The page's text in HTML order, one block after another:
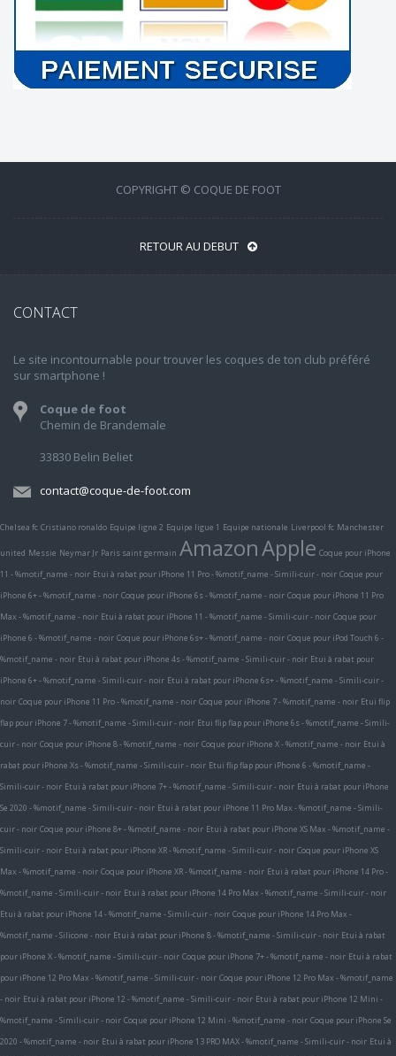
COPYRIGHT © COQUE DE FOOT
RETOUR AU DEBUT
CONTACT
Le site incontournable pour trouver les coques de ton club préféré
sur smartphone !
Coque de foot
Chemin de Brandemale
33830 Belin Beliet
contact@coque-de-foot.com
Chelsea fc Cristiano ronaldo Equipe ligne 2 Equipe ligue 1 Equipe nationale Liverpool fc Manchester
united Messie Neymar Jr Paris saint germain AmazonApple Coque pour iPhone
11 - %motif_name - noir Etui à rabat pour iPhone 11 Pro - %motif_name - Simili-cuir - noir Coque pour
iPhone 6+ - %motif_name - noir Coque pour iPhone 6s - %motif_name - noir Coque pour iPhone 11 Pro
Max - %motif_name - noir Etui à rabat pour iPhone 11 - %motif_name - Simili-cuir - noir Coque pour
iPhone 6 - %motif_name - noir Coque pour iPhone 6s+ - %motif_name - noir Coque pour iPod Touch 6 -
%motif_name - noir Etui à rabat pour iPhone 4s - %motif_name - Simili-cuir - noir Etui à rabat pour
iPhone 6+ - %motif_name - Simili-cuir - noir Etui à rabat pour iPhone 6s+ - %motif_name - Simili-cuir -
noir Coque pour iPhone 11 Pro - %motif_name - noir Coque pour iPhone 7 - %motif_name - noir Etui flip
flap pour iPhone 7 - %motif_name - Simili-cuir - noir Etui flip flap pour iPhone 6s - %motif_name - Simili-
cuir - noir Coque pour iPhone 8 - %motif_name - noir Coque pour iPhone X - %motif_name - noir Etui à
rabat pour iPhone Xs - %motif_name - Simili-cuir - noir Etui flip flap pour iPhone 6 - %motif_name -
Simili-cuir - noir Etui à rabat pour iPhone 7+ - %motif_name - Simili-cuir - noir Etui à rabat pour iPhone
Se 2020 - %motif_name - Simili-cuir - noir Etui à rabat pour iPhone 11 Pro Max - %motif_name - Simili-
cuir - noir Coque pour iPhone 8+ - %motif_name - noir Etui à rabat pour iPhone XS Max - %motif_name -
Simili-cuir - noir Etui à rabat pour iPhone XR - %motif_name - Simili-cuir - noir Coque pour iPhone XS
Max - %motif_name - noir Coque pour iPhone XR - %motif_name - noir Etui à rabat pour iPhone 14 Pro -
%motif_name - Simili-cuir - noir Etui à rabat pour iPhone 14 Pro Max - %motif_name - Simili-cuir - noir
Etui à rabat pour iPhone 14 - %motif_name - Simili-cuir - noir Coque pour iPhone 14 Pro Max -
%motif_name - Silicone - noir Etui à rabat pour iPhone 8 - %motif_name - Simili-cuir - noir Etui à rabat
pour iPhone X - %motif_name - Simili-cuir - noir Coque pour iPhone 7+ - %motif_name - noir Etui à rabat
pour iPhone 12 Pro Max - %motif_name - Simili-cuir - noir Coque pour iPhone 12 Pro Max - %motif_name
- noir Etui à rabat pour iPhone 12 - %motif_name - Simili-cuir - noir Etui à rabat pour iPhone 12 Mini -
%motif_name - Simili-cuir - noir Coque pour iPhone 12 Mini - %motif_name - noir Coque pour iPhone Se
2020 - %motif_name - noir Etui à rabat pour iPhone 13 PRO MAX - %motif_name - Simili-cuir - noir Etui à